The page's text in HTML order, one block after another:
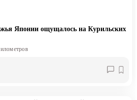
Японии ощущалось на Курильских